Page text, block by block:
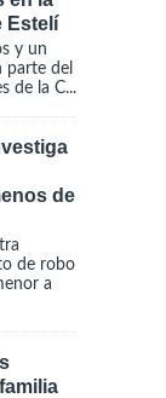
Estelí
y un
parte del
de la C...
de
de robo
a